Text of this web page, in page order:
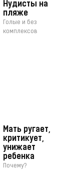
Нудисты на
пляже
Голые и без
комплексов
Мать ругает,
критикует,
унижает
ребенка
Почему?